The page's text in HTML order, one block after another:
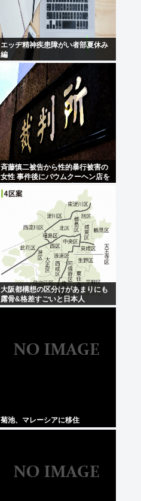
エッヂ精神疾患障がい者部夏休み
編
斉藤慎二被告から性的暴行被害の
女性 事件後にバウムクーヘン店を
に「言葉にできない悔しさと怒
大阪都構想の区分けがあまりにも
露骨&格差すごいと日本人
菊池、マレーシアに移住